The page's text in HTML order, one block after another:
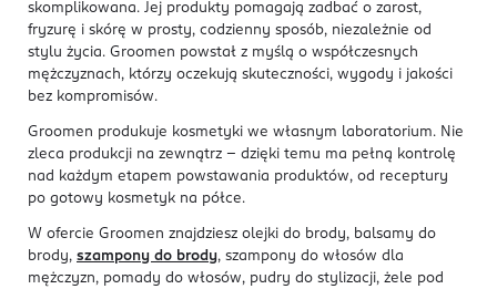
skomplikowana. Jej produkty pomagają zadbać o zarost,
fryzurę i skórę w prosty, codzienny sposób, niezależnie od
stylu życia. Groomen powstał z myślą o współczesnych
mężczyznach, którzy oczekują skuteczności, wygody i jakości
bez kompromisów.
Groomen produkuje kosmetyki we własnym laboratorium. Nie
zleca produkcji na zewnątrz - dzięki temu ma pełną kontrolę
nad każdym etapem powstawania produktów, od receptury
po gotowy kosmetyk na półce.
W ofercie Groomen znajdziesz olejki do brody, balsamy do
brody, szampony do brody, szampony do włosów dla
mężczyzn, pomady do włosów, pudry do stylizacji, żele pod